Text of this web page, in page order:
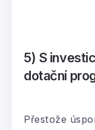
5) S
dotační
Přestože